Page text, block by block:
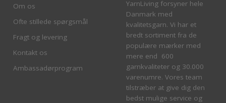
Om os
Ofte stillede spørgsmål
Fragt og levering
Kontakt os
Ambassadørprogram
YarnLiving forsyner hele
Danmark med
kvalitetsgarn. Vi har et
bredt sortiment fra de
populære mærker med
mere end 600
garnkvaliteter og 30.000
varenumre. Vores team
tilstræber at give dig den
bedst mulige service og